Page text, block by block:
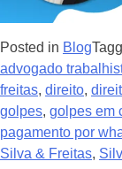
Posted in Blog
advogado
freitas, direito,
golpes, golpes em
pagamento por
Silva & Freitas,